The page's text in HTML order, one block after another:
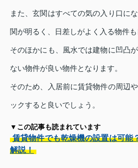
また、玄関はすべての気の入り口に
関が明るく、日差しがよく入る物件も
そのほかにも、風水では建物に凹凸
ない物件が良い物件となります。
そのため、入居前に賃貸物件の周辺
ックすると良いでしょう。
▼この記事も読まれています
賃貸物件でも乾燥機の設置は可能
解説！